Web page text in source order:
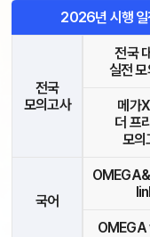
2026년 시행 일
전국
모의고사
전국
실전
메가
더 프
모의
국어